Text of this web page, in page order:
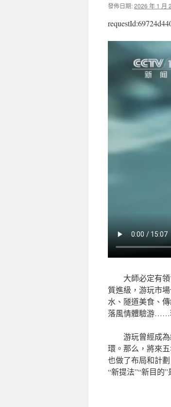
發佈日期:2026 年 1 月
大師必定有
質進級，游玩市
水、隧道美食、
落風情體驗游……
游玩曾經成
環。那么，將來
也做了布局和計
“新提法”“新目的”